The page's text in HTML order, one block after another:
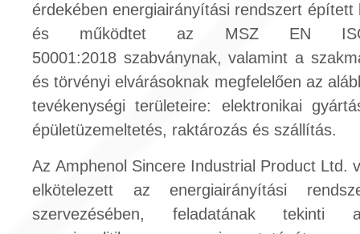
érdekében energiairányítási rendszert épített
és működtet az MSZ EN
50001:2018 szabványnak, valamint a
és törvényi elvárásoknak megfelelően az
tevékenységi területeire: elektronikai
épületüzemeltetés, raktározás és szállítás.
Az Amphenol Sincere Industrial Product Ltd.
elkötelezett az energiairányítási
szervezésében, feladatának tekinti